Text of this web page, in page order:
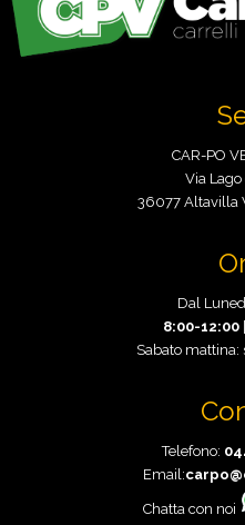
CAR-PO
Via Lago
36077 Altavilla
Dal
8:00-12:00|
Sabato
Telefono:
Email:
Chatta con noi